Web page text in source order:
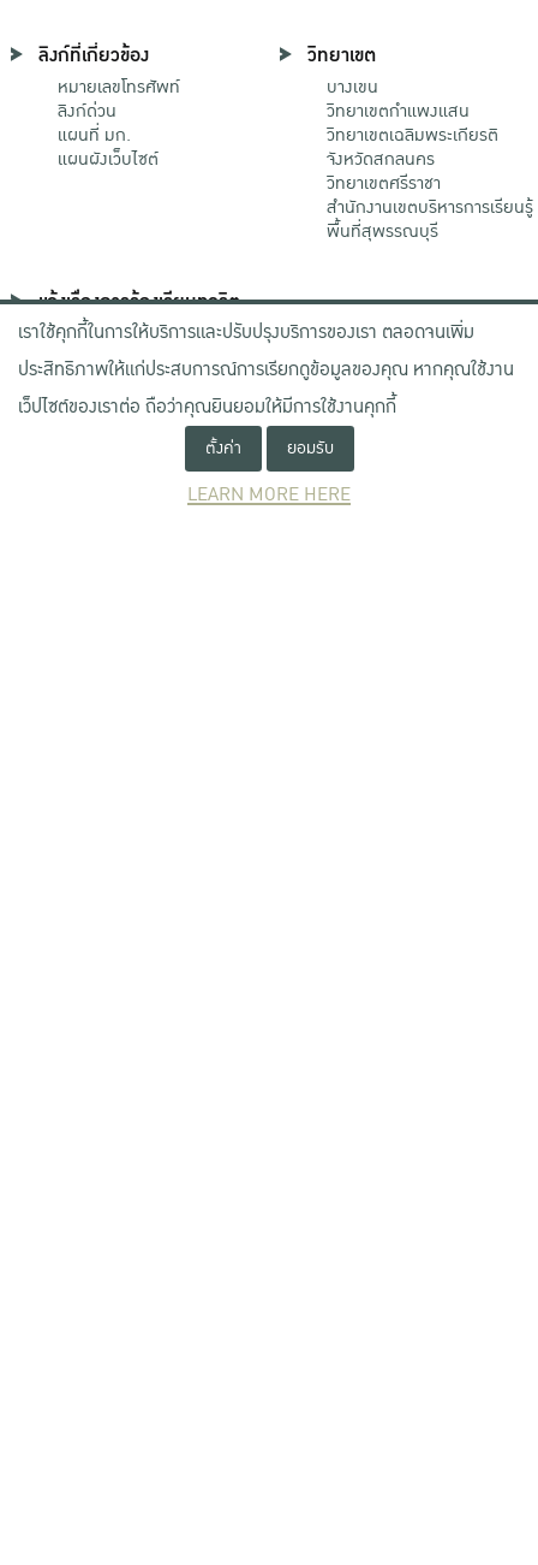
ลิงก์ที่เกี่ยวข้อง
หมายเลขโทรศัพท์
ลิงก์ด่วน
แผนที่ มก.
แผนผังเว็บไซต์
วิทยาเขต
บางเขน
วิทยาเขตกําแพงแสน
วิทยาเขตเฉลิมพระเกียรติ
จังหวัดสกลนคร
วิทยาเขตศรีราชา
สำนักงานเขตบริหารการเรียนรู้
พื้นที่สุพรรณบุรี
แจ้งเรื่องการร้องเรียนทุจริต
ช่องทางมหาวิทยาลัย
เกษตรศาสตร์
ช่องทางสำนักงาน ป.ป.ช.
ช่องทางสำนักงาน ป.ป.ท.
NEWCOMER
เราใช้คุกกี้ในการให้บริการและปรับปรุงบริการของเรา ตลอดจนเพิ่ม
ประสิทธิภาพให้แก่ประสบการณ์การเรียกดูข้อมูลของคุณ หากคุณใช้งาน
เว็ปไซต์ของเราต่อ ถือว่าคุณยินยอมให้มีการใช้งานคุกกี้
ตั้งค่า ยอมรับ
LEARN MORE HERE